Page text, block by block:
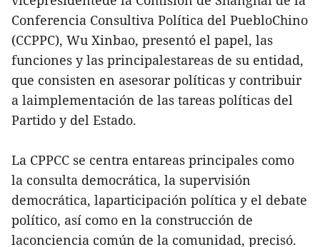
Conferencia Consultiva Política del PuebloChino
(CCPPC), Wu Xinbao, presentó el papel, las
funciones y las principalestareas de su entidad,
que consisten en asesorar políticas y contribuir
a laimplementación de las tareas políticas del
Partido y del Estado.
La CPPCC se centra entareas principales como
la consulta democrática, la supervisión
democrática, laparticipación política y el debate
político, así como en la construcción de
laconciencia común de la comunidad, precisó.